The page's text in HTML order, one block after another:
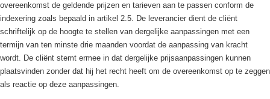
overeenkomst de geldende prijzen en tarieven aan te passen conform de
indexering zoals bepaald in artikel 2.5. De leverancier dient de cliënt
schriftelijk op de hoogte te stellen van dergelijke aanpassingen met een
termijn van ten minste drie maanden voordat de aanpassing van kracht
wordt. De cliënt stemt ermee in dat dergelijke prijsaanpassingen kunnen
plaatsvinden zonder dat hij het recht heeft om de overeenkomst op te zeggen
als reactie op deze aanpassingen.